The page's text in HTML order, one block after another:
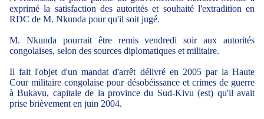
exprimé la satisfaction des autorités et souhaité l'extradition en
RDC de M. Nkunda pour qu'il soit jugé.
M. Nkunda pourrait être remis vendredi soir aux autorités
congolaises, selon des sources diplomatiques et militaire.
Il fait l'objet d'un mandat d'arrêt délivré en 2005 par la Haute
Cour militaire congolaise pour désobéissance et crimes de guerre
à Bukavu, capitale de la province du Sud-Kivu (est) qu'il avait
prise brièvement en juin 2004.